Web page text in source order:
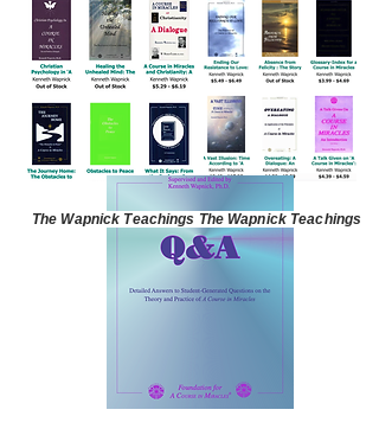
The Wapnick Teachings The Wapnick Teachings